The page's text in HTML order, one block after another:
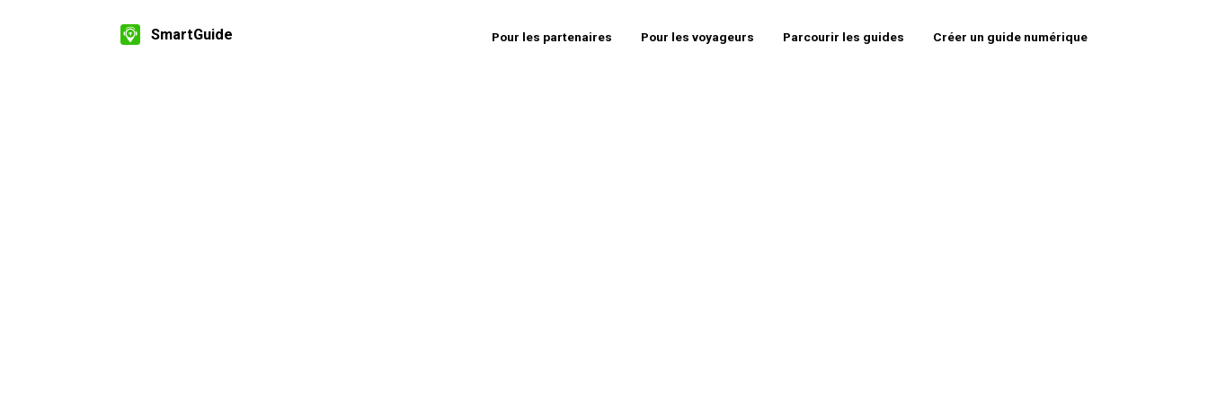
SmartGuide Pour les partenaires Pour les voyageurs Parcourir les guides Créer un guide numérique